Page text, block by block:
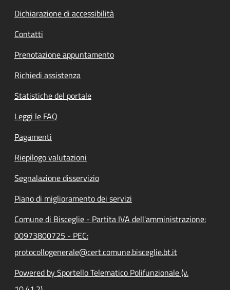
Dichiarazione di accessibilità
Contatti
Prenotazione appuntamento
Richiedi assistenza
Statistiche del portale
Leggi le FAQ
Pagamenti
Riepilogo valutazioni
Segnalazione disservizio
Piano di miglioramento dei servizi
Comune di Bisceglie - Partita IVA dell'amministrazione:
00973800725 - PEC:
protocollogenerale@cert.comune.bisceglie.bt.it
Powered by Sportello Telematico Polifunzionale (v.